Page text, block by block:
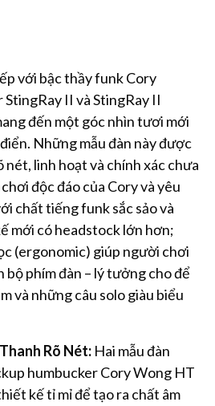
với bậc thầy funk Cory
II và StingRay II
đến một góc nhìn tươi mới
Những mẫu đàn này được
nét, linh hoạt và chính xác chưa
độc đáo của Cory và yêu
chất tiếng funk sắc sảo và
mới có headstock lớn hơn;
(ergonomic) giúp người chơi
bộ phím đàn – lý tưởng cho để
và những câu solo giàu biểu
Rõ Nét: Hai mẫu đàn
humbucker Cory Wong HT
kế tỉ mỉ để tạo ra chất âm